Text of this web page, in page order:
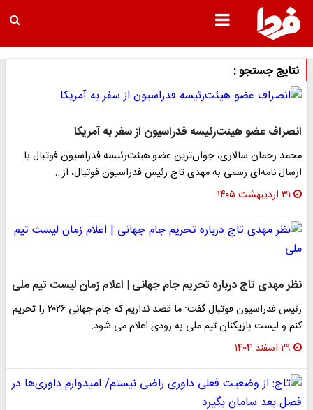
نتایج جستجو :
انصراف عضو هیئت‌رئیسه فدراسیون از سفر به آمریکا
محمد رحمان سالاری، جوان‌ترین عضو هیئت‌رئیسه فدراسیون فوتبال با
ارسال نامه‌ای رسمی به مهدی تاج رئیس فدراسیون فوتبال، از…
۳۱ اردیبهشت ۱۴۰۵
نظر مهدی تاج درباره تحریم جام جهانی | اعلام زمان لیست تیم ملی
رئیس فدراسیون فوتبال گفت: ما قصد نداریم که جام جهانی ۲۰۲۶ را تحریم
کنم و لیست بازیکنان تیم ملی به زودی اعلام می شود.
۲۹ اسفند ۱۴۰۴